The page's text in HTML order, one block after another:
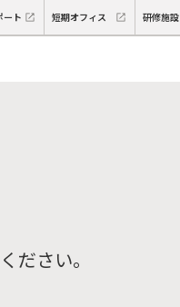
ート 短期オフィス 研修施設
ださい。